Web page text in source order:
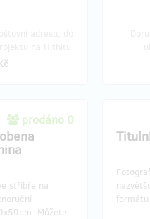
prodáno 0
stříbře na
Můžete